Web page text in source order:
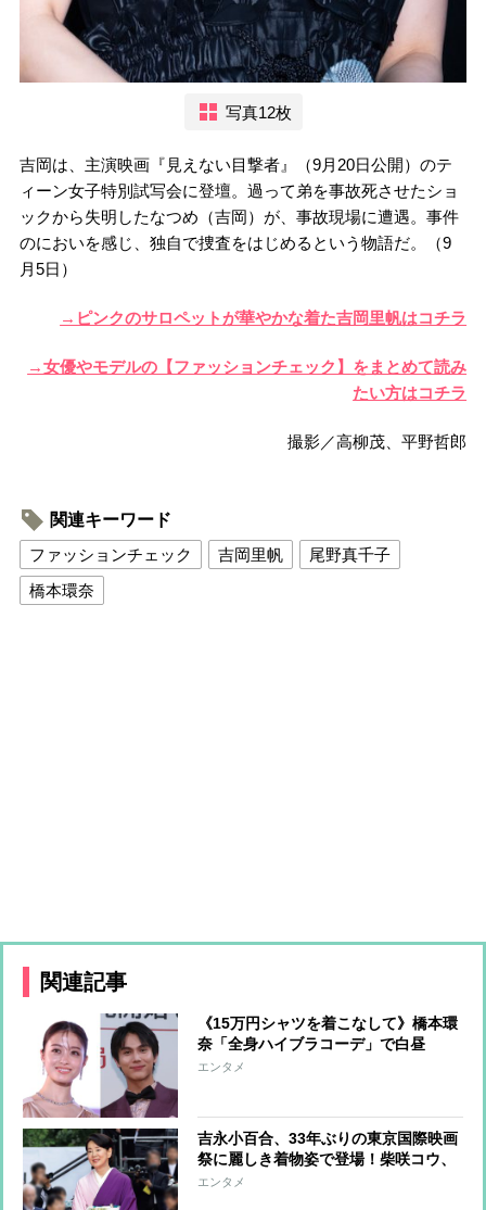
写真12枚
吉岡は、主演映画『見えない目撃者』（9月20日公開）のテ
ィーン女子特別試写会に登壇。過って弟を事故死させたショ
ックから失明したなつめ（吉岡）が、事故現場に遭遇。事件
のにおいを感じ、独自で捜査をはじめるという物語だ。（9
月5日）
→ピンクのサロペットが華やかな着た吉岡里帆はコチラ
→女優やモデルの【ファッションチェック】をまとめて読み
たい方はコチラ
撮影／高柳茂、平野哲郎
関連キーワード
ファッションチェック
吉岡里帆
尾野真千子
橋本環奈
関連記事
《15万円シャツを着こなして》橋本環
奈「全身ハイブラコーデ」で白昼
堂々、圧巻のデート
エンタメ
吉永小百合、33年ぶりの東京国際映画
祭に麗しき着物姿で登場！柴咲コウ、
満島ひかり、川口春奈らはハートポー
エンタメ